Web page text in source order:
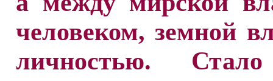
человеком, земной
личностью.